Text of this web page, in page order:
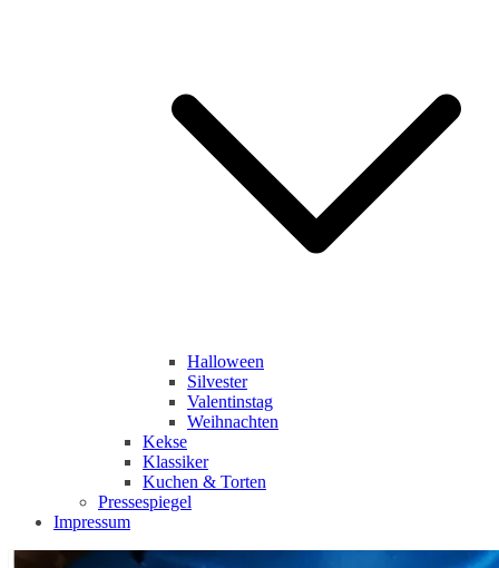
Halloween
Silvester
Valentinstag
Weihnachten
Kekse
Klassiker
Kuchen & Torten
Pressespiegel
Impressum